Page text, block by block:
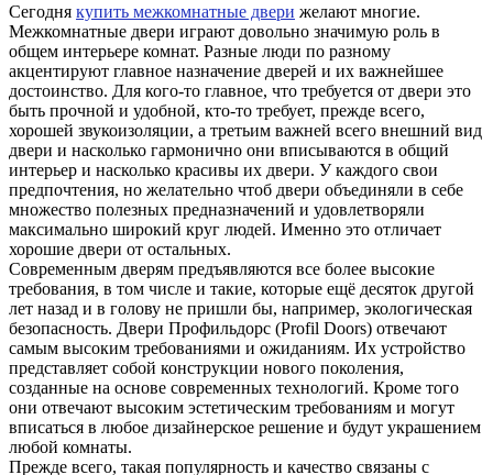
Сегодня купить межкомнатные двери желают многие.
Межкомнатные двери играют довольно значимую роль в
общем интерьере комнат. Разные люди по разному
акцентируют главное назначение дверей и их важнейшее
достоинство. Для кого-то главное, что требуется от двери это
быть прочной и удобной, кто-то требует, прежде всего,
хорошей звукоизоляции, а третьим важней всего внешний вид
двери и насколько гармонично они вписываются в общий
интерьер и насколько красивы их двери. У каждого свои
предпочтения, но желательно чтоб двери объединяли в себе
множество полезных предназначений и удовлетворяли
максимально широкий круг людей. Именно это отличает
хорошие двери от остальных.
Современным дверям предъявляются все более высокие
требования, в том числе и такие, которые ещё десяток другой
лет назад и в голову не пришли бы, например, экологическая
безопасность. Двери Профильдорс (Profil Doors) отвечают
самым высоким требованиями и ожиданиям. Их устройство
представляет собой конструкции нового поколения,
созданные на основе современных технологий. Кроме того
они отвечают высоким эстетическим требованиям и могут
вписаться в любое дизайнерское решение и будут украшением
любой комнаты.
Прежде всего, такая популярность и качество связаны с